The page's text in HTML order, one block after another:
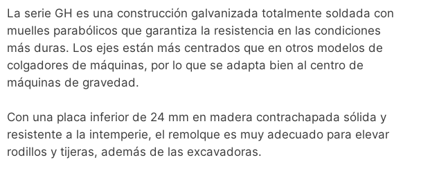
La serie GH es una construcción galvanizada totalmente soldada con
muelles parabólicos que garantiza la resistencia en las condiciones
más duras. Los ejes están más centrados que en otros modelos de
colgadores de máquinas, por lo que se adapta bien al centro de
máquinas de gravedad.
Con una placa inferior de 24 mm en madera contrachapada sólida y
resistente a la intemperie, el remolque es muy adecuado para elevar
rodillos y tijeras, además de las excavadoras.